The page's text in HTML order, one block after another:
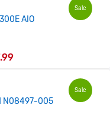
Sale
AIO
Sale
N08497-005